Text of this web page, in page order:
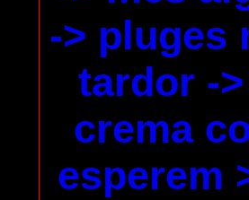
-> pluges
tardor -
crema
esperem